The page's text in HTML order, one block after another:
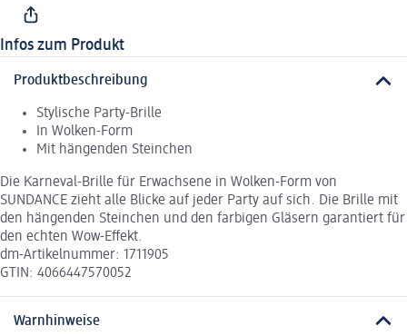
Infos zum Produkt
Produktbeschreibung
Stylische Party-Brille
In Wolken-Form
Mit hängenden Steinchen
Die Karneval-Brille für Erwachsene in Wolken-Form von
SUNDANCE zieht alle Blicke auf jeder Party auf sich. Die Brille mit
den hängenden Steinchen und den farbigen Gläsern garantiert für
den echten Wow-Effekt.
dm-Artikelnummer: 1711905
GTIN: 4066447570052
Warnhinweise